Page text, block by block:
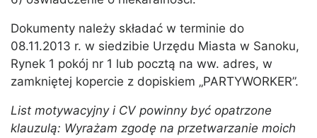
Dokumenty należy składać w terminie do
08.11.2013 r. w siedzibie Urzędu Miasta w Sanoku,
Rynek 1 pokój nr 1 lub pocztą na ww. adres, w
zamkniętej kopercie z dopiskiem „PARTYWORKER”.
List motywacyjny i CV powinny być opatrzone
klauzulą: Wyrażam zgodę na przetwarzanie moich